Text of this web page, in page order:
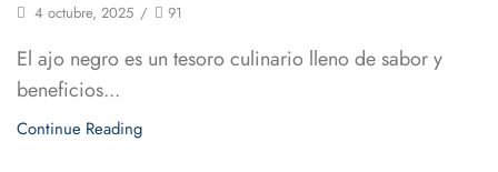
4 octubre, 2025 / 91
El ajo negro es un tesoro culinario lleno de sabor y
beneficios...
Continue Reading